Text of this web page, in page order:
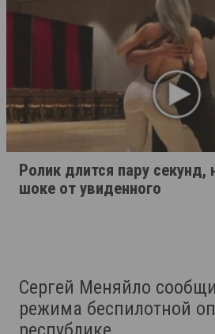
Ролик длится пару секунд,
шоке от увиденного
Сергей Меняйло
режима беспилотной